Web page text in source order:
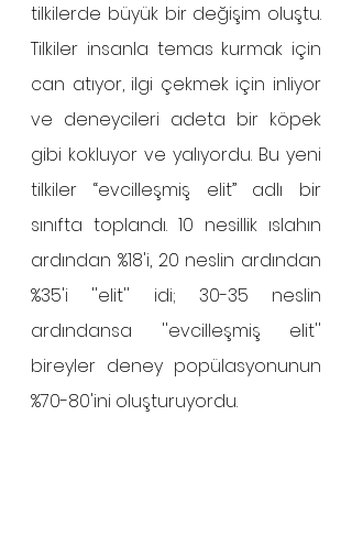
tilkilerde büyük bir değişim oluştu.
Tilkiler insanla temas kurmak için
can atıyor, ilgi çekmek için inliyor
ve deneycileri adeta bir köpek
gibi kokluyor ve yalıyordu. Bu yeni
tilkiler “evcilleşmiş elit” adlı bir
sınıfta toplandı. 10 nesillik ıslahın
ardından %18'i, 20 neslin ardından
%35'i ''elit'' idi; 30-35 neslin
ardındansa ''evcilleşmiş elit''
bireyler deney popülasyonunun
%70-80'ini oluşturuyordu.